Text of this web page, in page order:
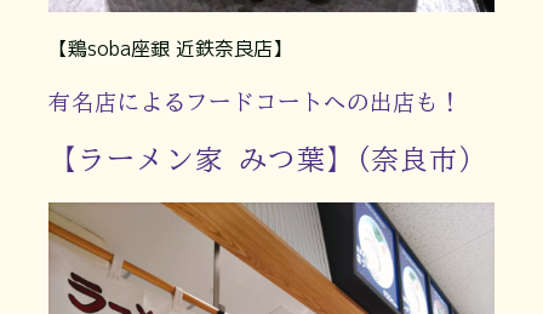
【鶏soba座銀 近鉄奈良店】
有名店によるフードコートへの出店も！
【ラーメン家 みつ葉】(奈良市）